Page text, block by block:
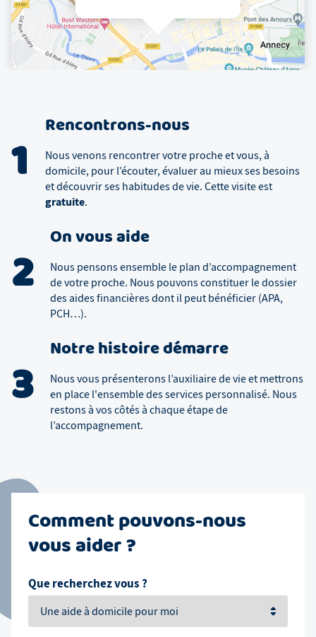
1
Rencontrons-nous
Nous venons rencontrer votre proche et vous, à
domicile, pour l’écouter, évaluer au mieux ses besoins
et découvrir ses habitudes de vie. Cette visite est
gratuite.
2
On vous aide
Nous pensons ensemble le plan d’accompagnement
de votre proche. Nous pouvons constituer le dossier
des aides financières dont il peut bénéficier (APA,
PCH…).
3
Notre histoire démarre
Nous vous présenterons l’auxiliaire de vie et mettrons
en place l'ensemble des services personnalisé. Nous
restons à vos côtés à chaque étape de
l’accompagnement.
Comment pouvons-nous
vous aider ?
Que recherchez vous ?